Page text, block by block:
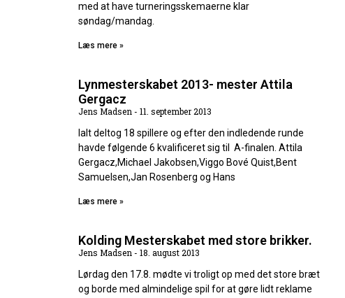
med at have turneringsskemaerne klar
søndag/mandag.
Læs mere »
Lynmesterskabet 2013- mester Attila
Gergacz
Jens Madsen
11. september 2013
Ialt deltog 18 spillere og efter den indledende runde
havde følgende 6 kvalificeret sig til A-finalen. Attila
Gergacz,Michael Jakobsen,Viggo Bové Quist,Bent
Samuelsen,Jan Rosenberg og Hans
Læs mere »
Kolding Mesterskabet med store brikker.
Jens Madsen
18. august 2013
Lørdag den 17.8. mødte vi troligt op med det store bræt
og borde med almindelige spil for at gøre lidt reklame